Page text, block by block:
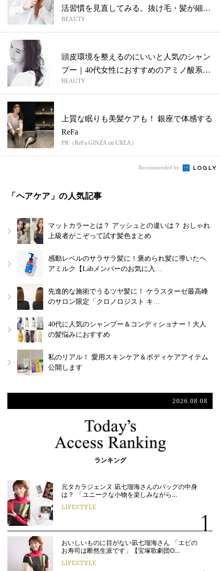
活習慣を見直してみる。抜け毛・髪が細く
なる...
BEAUTY
頭皮環境を整えるのにいいと人気のシャン
プー｜40代女性におすすめのアミノ酸系シ
ャ...
BEAUTY
上質な眠りも美髪ケアも！ 銀座で体感する
ReFa
PR（ReFa GINZA on CREA）
Recommended by
「ヘアケア」の人気記事
マットカラーとは？ アッシュとの違いは？ おしゃれ
上級者がこぞって試す髪色まとめ
感動レベルのサラサラ髪に！褒められ髪に導いたヘ
アミルク【Labメンバーのお気に入…
先進的な施術でうるツヤ髪に！ ケラスターゼ最高峰
のサロン限定「クロノロジスト キ…
40代に人気のシャンプー＆コンディショナー！大人
の髪悩みにおすすめ
私のリアル！ 愛用スキンケア＆ボディケアアイテム
公開します
2026.08.08
ランキング
元タカラジェンヌ 凪七瑠海さんのバッグの中身
は？ 「ユニークな小物を楽しみながら…
LIFESTYLE
おいしいものに目がない凪七瑠海さん 「エビの
お寿司は断然生派です」【宝塚歌劇団O…
LIFESTYLE